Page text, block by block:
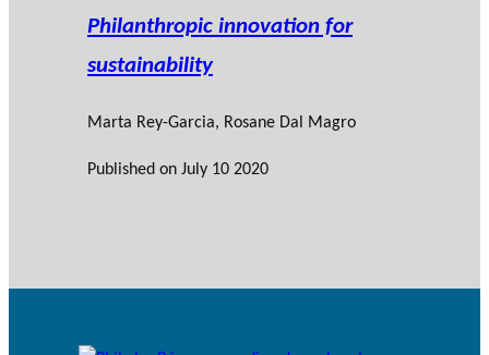
Philanthropic innovation for
sustainability
Marta Rey-Garcia, Rosane Dal Magro
Published on July 10 2020